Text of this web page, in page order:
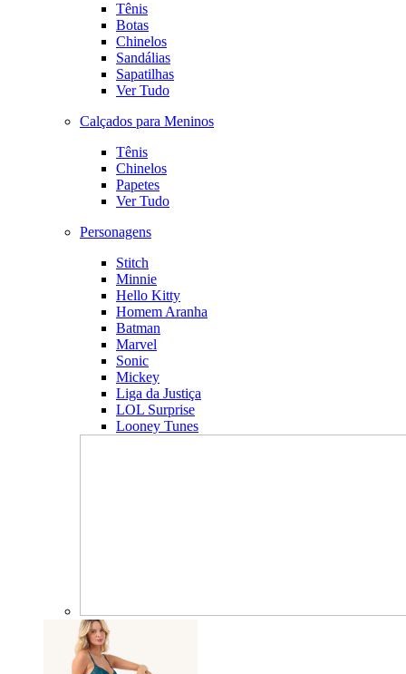
Tênis
Botas
Chinelos
Sandálias
Sapatilhas
Ver Tudo
Calçados para Meninos
Tênis
Chinelos
Papetes
Ver Tudo
Personagens
Stitch
Minnie
Hello Kitty
Homem Aranha
Batman
Marvel
Sonic
Mickey
Liga da Justiça
LOL Surprise
Looney Tunes